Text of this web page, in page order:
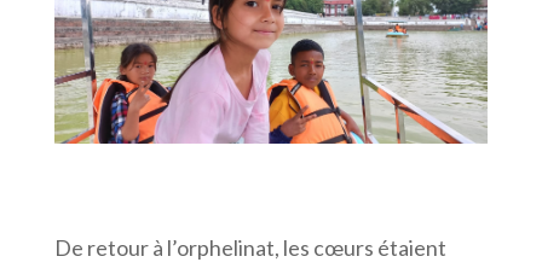
De retour à l’orphelinat, les cœurs étaient